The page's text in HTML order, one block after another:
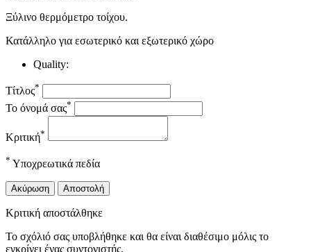
Ξύλινο θερμόμετρο τοίχου.
Κατάλληλο για εσωτερικό και εξωτερικό χώρο
Quality:
Τίτλος*
Το όνομά σας*
Κριτική*
* Υποχρεωτικά πεδία
Ακύρωση Αποστολή
Κριτική αποστάλθηκε
Το σχόλιό σας υποβλήθηκε και θα είναι διαθέσιμο μόλις το
εγκρίνει ένας συντονιστής.